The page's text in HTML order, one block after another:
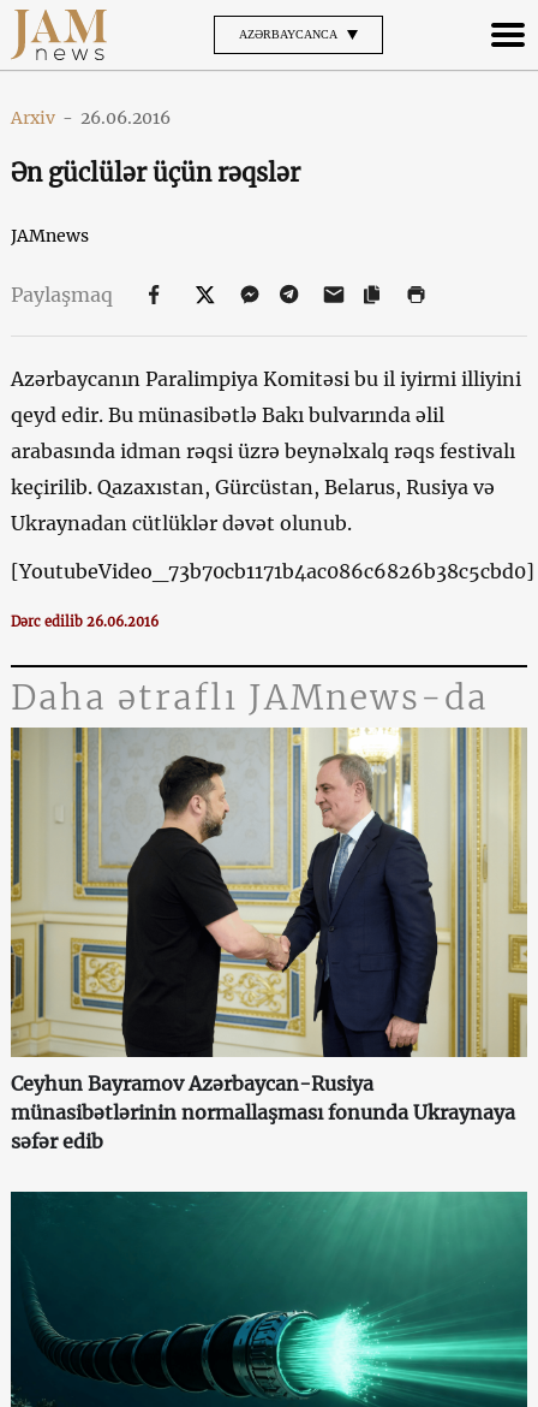
AZƏRBAYCANCA
Arxiv - 26.06.2016
Ən güclülər üçün rəqslər
JAMnews
Paylaşmaq
Azərbaycanın Paralimpiya Komitəsi bu il iyirmi illiyini
qeyd edir. Bu münasibətlə Bakı bulvarında əlil
arabasında idman rəqsi üzrə beynəlxalq rəqs festivalı
keçirilib. Qazaxıstan, Gürcüstan, Belarus, Rusiya və
Ukraynadan cütlüklər dəvət olunub.
[YoutubeVideo_73b70cb1171b4ac086c6826b38c5cbd0]
Dərc edilib 26.06.2016
Daha ətraflı JAMnews-da
Ceyhun Bayramov Azərbaycan-Rusiya
münasibətlərinin normallaşması fonunda Ukraynaya
səfər edib